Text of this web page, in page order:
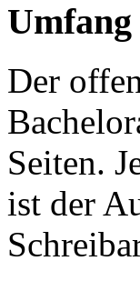
Der
Seiten.
ist der